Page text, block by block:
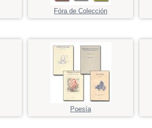
Fóra de Colección
Poesía